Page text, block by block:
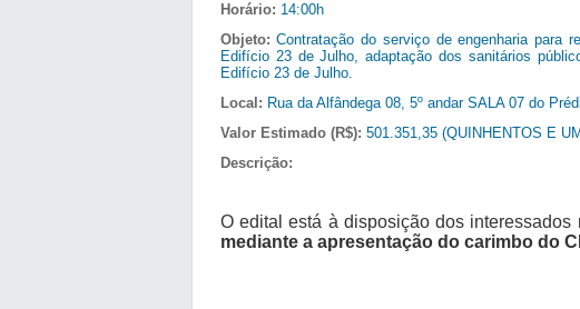
Horário: 14:00h
Objeto: Contratação do serviço de engenharia para
Edifício 23 de Julho, adaptação dos sanitários
Edifício 23 de Julho.
Local: Rua da Alfândega 08, 5º andar SALA 07 do
Valor Estimado (R$): 501.351,35 (QUINHENTOS E
Descrição:
O edital está à disposição dos
mediante a apresentação do carimbo do